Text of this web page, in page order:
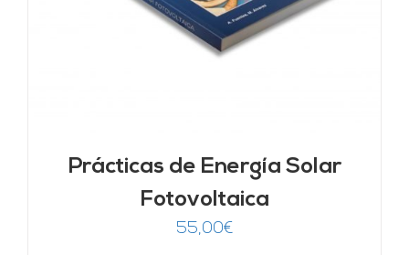
Prácticas de Energía Solar
Fotovoltaica
55,00€